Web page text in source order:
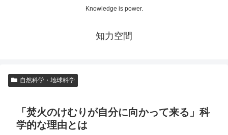
Knowledge is power.
知力空間
自然科学・地球科学
「焚火のけむりが自分に向かって来る」科
学的な理由とは